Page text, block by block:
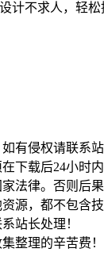
计不求人，轻
有侵权请联系站
下载后24小时内
法律。否则后果
源，都不包含
站长处理！
整理的辛苦费